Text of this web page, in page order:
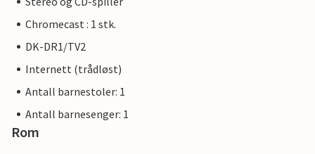
Chromecast : 1 stk.
DK-DR1/TV2
Internett (trådløst)
Antall barnestoler: 1
Antall barnesenger: 1
Rom